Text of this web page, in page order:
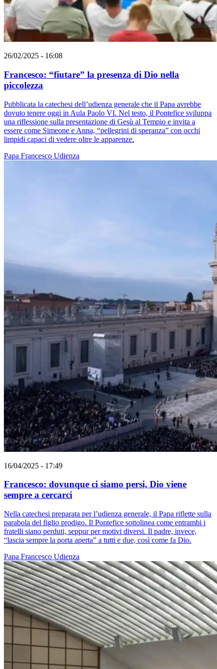
26/02/2025 - 16:08
Francesco: “fiutare” la presenza di Dio nella
piccolezza
Pubblicata la catechesi dell’udienza generale che il Papa avrebbe
dovuto tenere oggi in Aula Paolo VI. Nel testo, il Pontefice sviluppa
una riflessione sulla presentazione di Gesù al Tempio e invita a
essere come Simeone e Anna, “pellegrini di speranza” con occhi
limpidi capaci di vedere oltre le apparenze.
Papa Francesco Udienza
16/04/2025 - 17:49
Francesco: dovunque ci siamo persi, Dio viene
sempre a cercarci
Nella catechesi preparata per l’udienza generale, il Papa riflette sulla
parabola del figlio prodigo. Il Pontefice sottolinea come entrambi i
fratelli siano perduti, seppur per motivi diversi. Il padre, invece,
“lascia sempre la porta aperta” a tutti e due, così come fa Dio.
Papa Francesco Udienza